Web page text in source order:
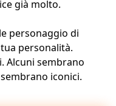
già molto.
personaggio di
personalità.
Alcuni sembrano
iconici.